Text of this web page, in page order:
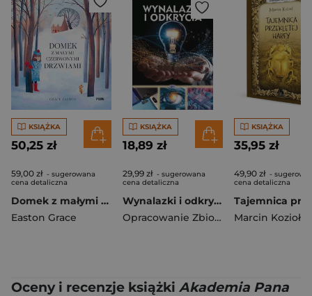
KSIĄŻKA
50,25 zł
59,00 zł - sugerowana
cena detaliczna
Domek z małymi czerwonymi drzwiami
Easton Grace
KSIĄŻKA
18,89 zł
29,99 zł - sugerowana
cena detaliczna
Wynalazki i odkrycia
Opracowanie Zbiorowe
KSIĄŻKA
35,95 zł
49,90 zł -
cena detaliczna
Marcin Kozioł
Oceny i recenzje książki Akademia Pana